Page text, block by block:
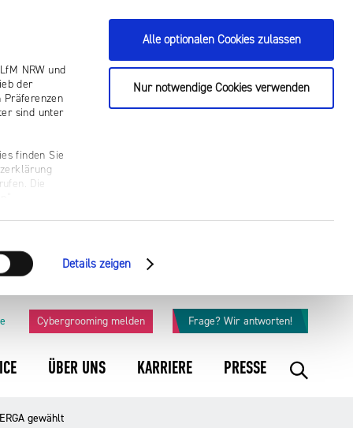
NRW und
der
Präferenzen
sind unter
finden Sie
Die
Details zeigen
Alle optionalen Cookies zulassen
Nur notwendige Cookies verwenden
Cybergrooming melden Frage? Wir antworten!
ÜBER UNS KARRIERE PRESSE
gewählt